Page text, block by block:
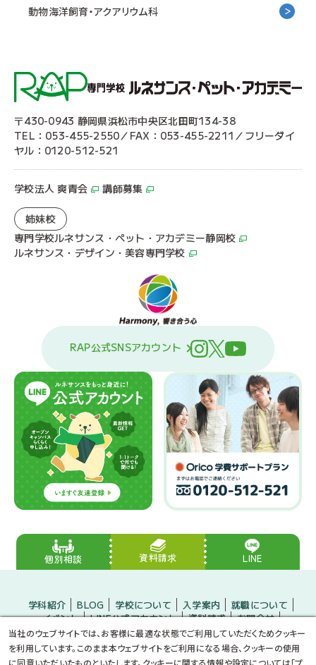
動物海洋飼育・アクアリウム科
〒430-0943 静岡県浜松市中央区北田町134-38
TEL：053-455-2550／FAX：053-455-2211／フリーダイ
ヤル：0120-512-521
学校法人 爽青会 講師募集
姉妹校
専門学校ルネサンス・ペット・アカデミー静岡校
ルネサンス・デザイン・美容専門学校
RAP公式SNSアカウント
個別相談 資料請求 LINE
学科紹介 BLOG 学校について 入学案内
就職について
イベント
LINE公式アカウント 資料請求
お問合せ
入学をお考えの方
保護者の方
企業の方
小・中学生のみなさんへ
プライバシーポリシー サイトマップ
当社のウェブサイトでは、お客様に最適な状態でご利用していただくためクッキー
を利用しています。このまま本ウェブサイトをご利用になる場合、クッキーの使用
に同意いただいたものといたします。クッキーに関する情報や設定については「プ